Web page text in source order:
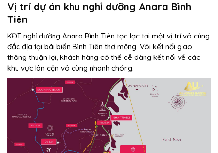
Vị trí dự án khu nghỉ dưỡng Anara Bình
Tiên
KĐT nghỉ dưỡng Anara Bình Tiên tọa lạc tại một vị trí vô cùng
đắc địa tại bãi biển Bình Tiên thơ mộng. Vói kết nối giao
thông thuận lợi, khách hàng có thể dễ dàng kết nối về các
khu vực lân cận vô cùng nhanh chóng: